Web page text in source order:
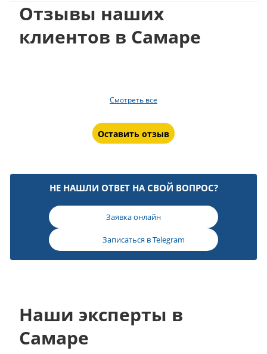
Отзывы наших
клиентов в Самаре
Смотреть все
Оставить отзыв
НЕ НАШЛИ ОТВЕТ НА СВОЙ ВОПРОС?
Заявка онлайн
Записаться вTelegram
Наши эксперты в
Самаре